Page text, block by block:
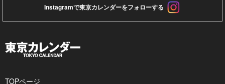
Instagramで東京カレンダーをフォローする
TOPページ